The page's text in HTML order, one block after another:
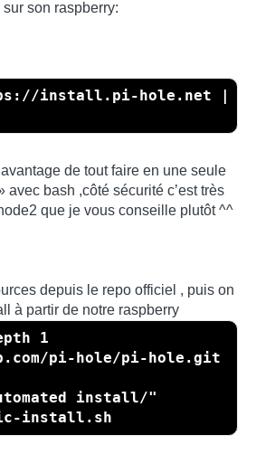
son raspberry:
install.pi-hole.net |
de tout faire en une seule
avec bash ,côté sécurité c’est très
que je vous conseille plutôt ^^
depuis le repo officiel , puis on
à partir de notre raspberry
1
pi-hole/pi-hole.git
install/"
install.sh